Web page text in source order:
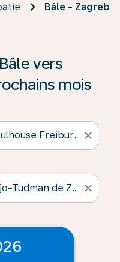
Bâle - Zagreb
vers
mois
close
close